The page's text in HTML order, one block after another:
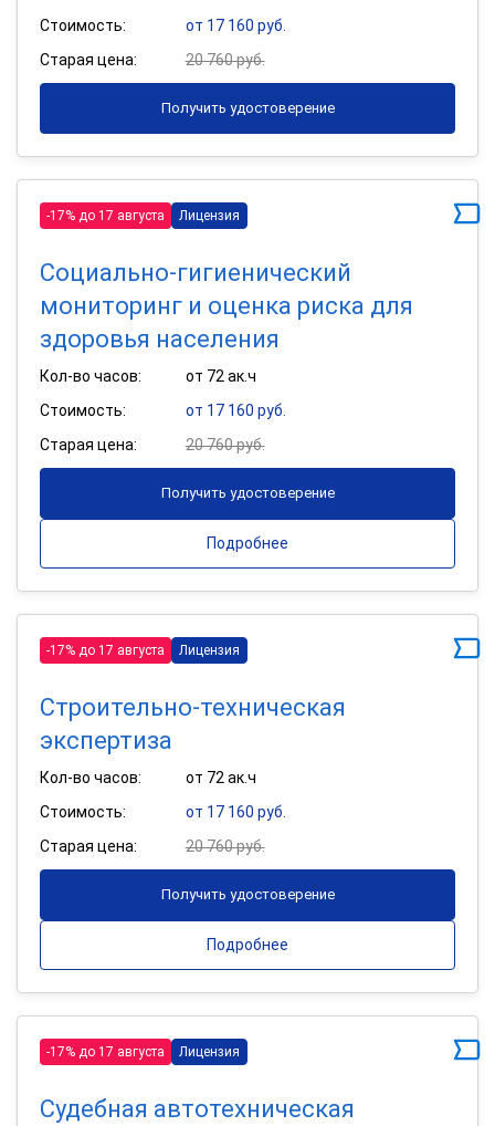
Стоимость:
от 17 160 руб.
Старая цена:
20 760 руб.
Получить удостоверение
-17% до 17 августа Лицензия
Социально-гигиенический
мониторинг и оценка риска для
здоровья населения
Кол-во часов:
от 72 ак.ч
Стоимость:
от 17 160 руб.
Старая цена:
20 760 руб.
Получить удостоверение
Подробнее
-17% до 17 августа Лицензия
Строительно-техническая
экспертиза
Кол-во часов:
от 72 ак.ч
Стоимость:
от 17 160 руб.
Старая цена:
20 760 руб.
Получить удостоверение
Подробнее
-17% до 17 августа Лицензия
Судебная автотехническая